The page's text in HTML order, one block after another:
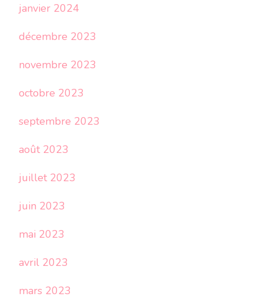
janvier 2024
décembre 2023
novembre 2023
octobre 2023
septembre 2023
août 2023
juillet 2023
juin 2023
mai 2023
avril 2023
mars 2023